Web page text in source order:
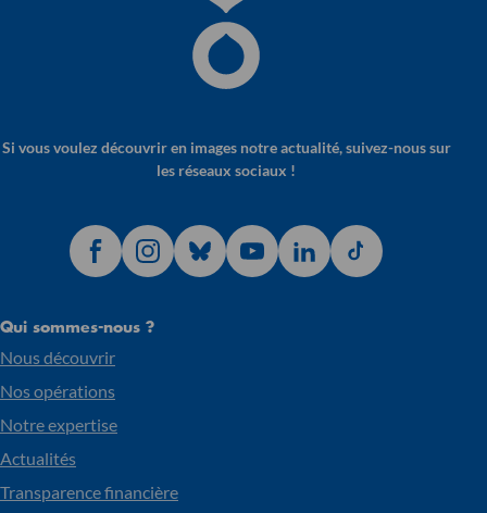
Si vous voulez découvrir en images notre actualité, suivez-nous sur
les réseaux sociaux !
Qui sommes-nous ?
Nous découvrir
Nos opérations
Notre expertise
Actualités
Transparence financière